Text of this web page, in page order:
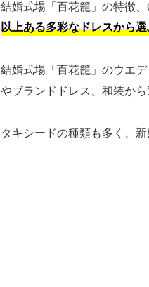
結婚式場「百花籠」の特徴、
以上ある多彩なドレスから
結婚式場「百花籠」のウエ
やブランドドレス、和装から
タキシードの種類も多く、